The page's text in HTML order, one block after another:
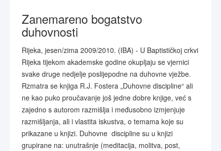
Zanemareno bogatstvo
duhovnosti
Rijeka, jesen/zima 2009/2010. (IBA) - U Baptističkoj crkvi
Rijeka tijekom akademske godine okupljaju se vjernici
svake druge nedjelje poslijepodne na duhovne vježbe.
Rzmatra se knjiga R.J. Fostera „Duhovne discipline“ ali
ne kao puko proučavanje još jedne dobre knjige, već s
zajedno s autorom razmišlja i međusobno izmjenjuje
razmišljanja, ali i vlastita iskustva, o temama koje su
prikazane u knjizi. Duhovne discipline su u knjizi
grupirane na: unutrašnje (meditacija, molitva, post,